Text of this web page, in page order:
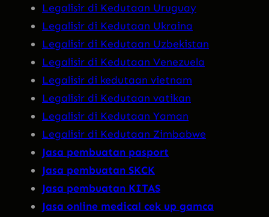
Legalisir di Kedutaan Uruguay
Legalisir di Kedutaan Ukraina
Legalisir di Kedutaan Uzbekistan
Legalisir di Kedutaan Venezuela
Legalisir di kedutaan vietnam
Legalisir di Kedutaan vatikan
Legalisir di Kedutaan Yaman
Legalisir di Kedutaan Zimbabwe
Jasa pembuatan pasport
Jasa pembuatan SKCK
Jasa pembuatan KITAS
Jasa online medical cek up gamca